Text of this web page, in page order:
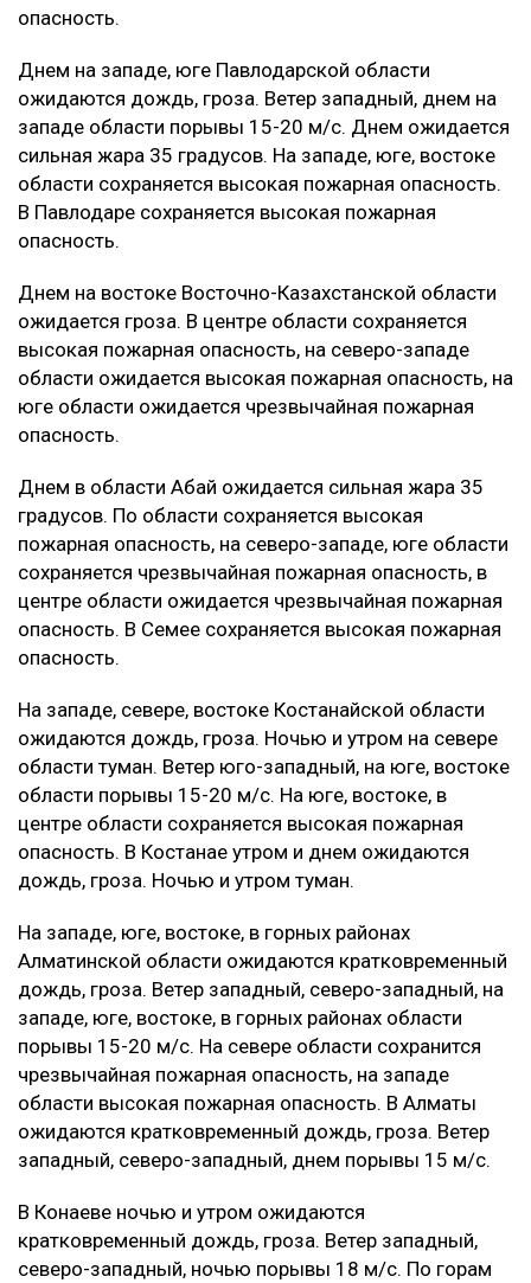
опасность.
Днем на западе, юге Павлодарской области
ожидаются дождь, гроза. Ветер западный, днем на
западе области порывы 15-20 м/с. Днем ожидается
сильная жара 35 градусов. На западе, юге, востоке
области сохраняется высокая пожарная опасность.
В Павлодаре сохраняется высокая пожарная
опасность.
Днем на востоке Восточно-Казахстанской области
ожидается гроза. В центре области сохраняется
высокая пожарная опасность, на северо-западе
области ожидается высокая пожарная опасность, на
юге области ожидается чрезвычайная пожарная
опасность.
Днем в области Абай ожидается сильная жара 35
градусов. По области сохраняется высокая
пожарная опасность, на северо-западе, юге области
сохраняется чрезвычайная пожарная опасность, в
центре области ожидается чрезвычайная пожарная
опасность. В Семее сохраняется высокая пожарная
опасность.
На западе, севере, востоке Костанайской области
ожидаются дождь, гроза. Ночью и утром на севере
области туман. Ветер юго-западный, на юге, востоке
области порывы 15-20 м/с. На юге, востоке, в
центре области сохраняется высокая пожарная
опасность. В Костанае утром и днем ожидаются
дождь, гроза. Ночью и утром туман.
На западе, юге, востоке, в горных районах
Алматинской области ожидаются кратковременный
дождь, гроза. Ветер западный, северо-западный, на
западе, юге, востоке, в горных районах области
порывы 15-20 м/с. На севере области сохранится
чрезвычайная пожарная опасность, на западе
области высокая пожарная опасность. В Алматы
ожидаются кратковременный дождь, гроза. Ветер
западный, северо-западный, днем порывы 15 м/с.
В Конаеве ночью и утром ожидаются
кратковременный дождь, гроза. Ветер западный,
северо-западный, ночью порывы 18 м/с. По горам